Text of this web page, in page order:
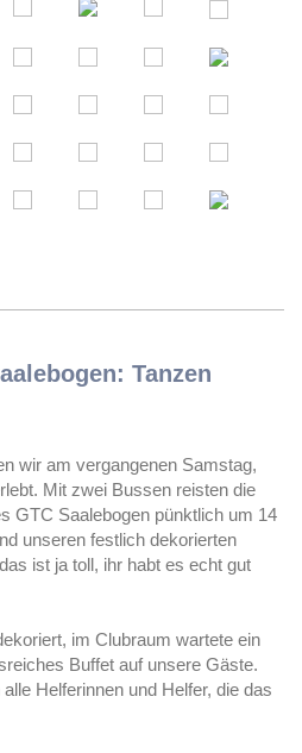
Tanzen
wir am vergangenen Samstag,
Mit zwei Bussen reisten die
GTC Saalebogen pünktlich um 14
unseren festlich dekorierten
ist ja toll, ihr habt es echt gut
im Clubraum wartete ein
Buffet auf unsere Gäste.
Helferinnen und Helfer, die das